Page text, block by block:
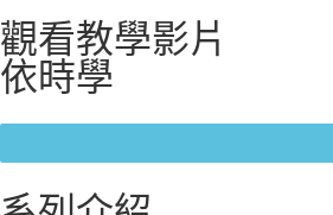
觀看教學影片
依時學